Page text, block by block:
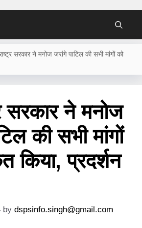
सरकार ने मनोज जरांगे पाटिल की सभी मांगों को
सरकार ने मनोज
की सभी मांगों
किया, प्रदर्शन
by dspsinfo.singh@gmail.com